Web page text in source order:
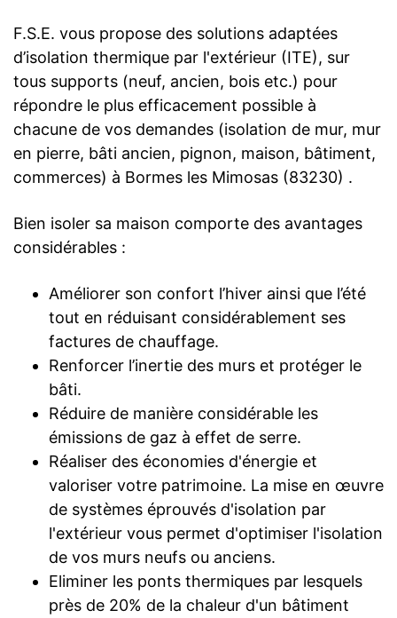
F.S.E. vous propose des solutions adaptées
d’isolation thermique par l'extérieur (ITE), sur
tous supports (neuf, ancien, bois etc.) pour
répondre le plus efficacement possible à
chacune de vos demandes (isolation de mur, mur
en pierre, bâti ancien, pignon, maison, bâtiment,
commerces) à Bormes les Mimosas (83230) .
Bien isoler sa maison comporte des avantages
considérables :
Améliorer son confort l’hiver ainsi que l’été
tout en réduisant considérablement ses
factures de chauffage.
Renforcer l’inertie des murs et protéger le
bâti.
Réduire de manière considérable les
émissions de gaz à effet de serre.
Réaliser des économies d'énergie et
valoriser votre patrimoine. La mise en œuvre
de systèmes éprouvés d'isolation par
l'extérieur vous permet d'optimiser l'isolation
de vos murs neufs ou anciens.
Eliminer les ponts thermiques par lesquels
près de 20% de la chaleur d'un bâtiment